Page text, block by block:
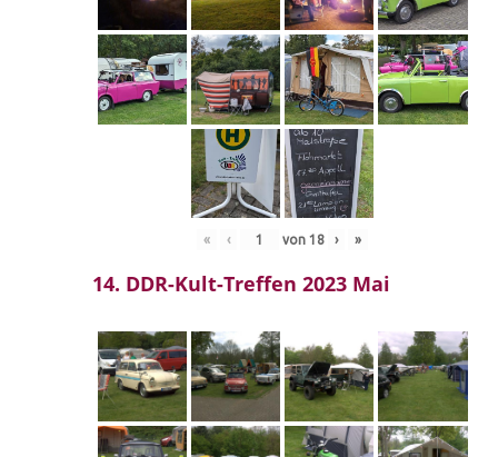
« ‹ von 18 › »
14. DDR-Kult-Treffen 2023 Mai